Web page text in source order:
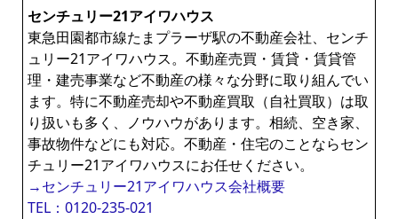
センチュリー21アイワハウス
東急田園都市線たまプラーザ駅の不動産会社、センチ
ュリー21アイワハウス。不動産売買・賃貸・賃貸管
理・建売事業など不動産の様々な分野に取り組んでい
ます。特に不動産売却や不動産買取（自社買取）は取
り扱いも多く、ノウハウがあります。相続、空き家、
事故物件などにも対応。不動産・住宅のことならセン
チュリー21アイワハウスにお任せください。
→センチュリー21アイワハウス会社概要
TEL：0120-235-021